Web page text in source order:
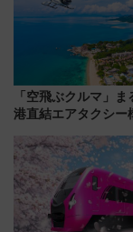
「空飛ぶクルマ」
港直結エアタクシー